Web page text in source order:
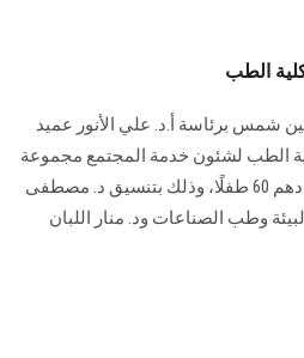
الزائـرون
سجل الان
الطب
شمس برئاسة أ.د. علي الأنور عميد
الطب لشئون خدمة المجتمع مجموعة
من طلاب جامعة الطفل بلغ عددهم 60 طفلًا، وذلك بتنسيق د. مصطفى
وطب الصناعات ود. منار اللبان